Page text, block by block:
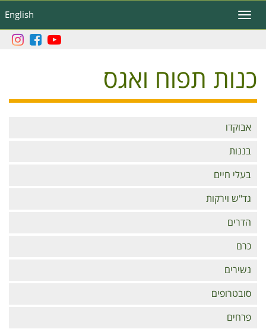
לתוכן
העיקרי
English
Toggle
navigation
כנות תפוח ואגס
Branches
אבוקדו
בננות
בעלי חיים
גד"ש וירקות
הדרים
כרם
נשירים
סובטרופים
פרחים